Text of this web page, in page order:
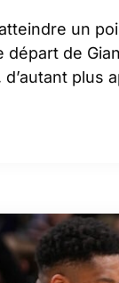
un
départ de
plus